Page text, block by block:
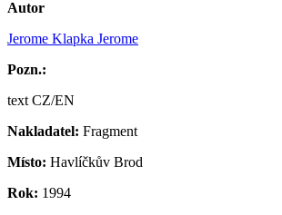
Autor
Jerome Klapka Jerome
Pozn.:
text CZ/EN
Nakladatel: Fragment
Místo: Havlíčkův Brod
Rok: 1994